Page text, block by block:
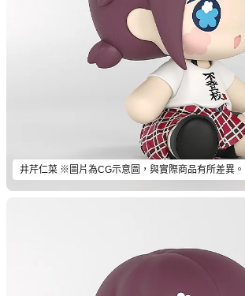
井芹仁菜 ※圖片為CG示意圖，與實際商品有所差異。